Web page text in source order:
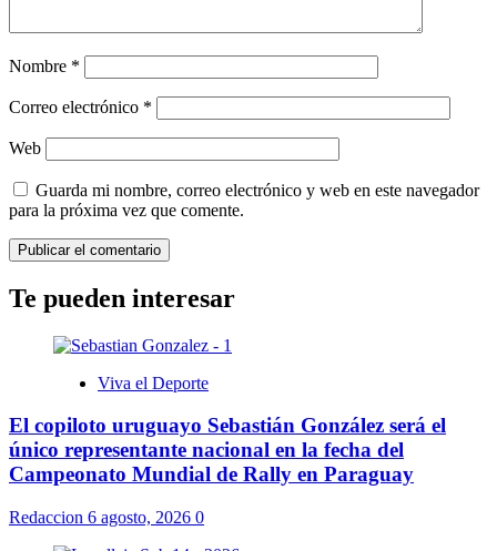
Nombre *
Correo electrónico *
Web
Guarda mi nombre, correo electrónico y web en este navegador
para la próxima vez que comente.
Te pueden interesar
Viva el Deporte
El copiloto uruguayo Sebastián González será el
único representante nacional en la fecha del
Campeonato Mundial de Rally en Paraguay
Redaccion 6 agosto, 2026 0